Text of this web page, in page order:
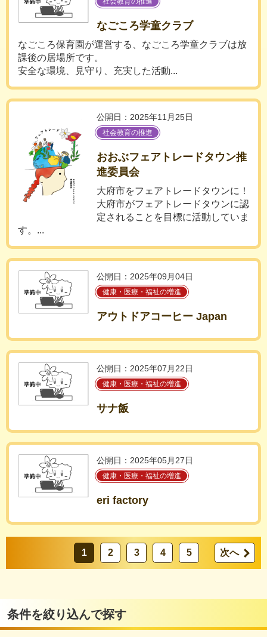
なごころ学童クラブ
なごころ保育園が運営する、なごころ学童クラブは放
課後の居場所です。
安全な環境、見守り、充実した活動...
公開日：2025年11月25日
社会教育の推進
おおぶフェアトレードタウン推
進委員会
大府市をフェアトレードタウンに！
大府市がフェアトレードタウンに認
定されることを目標に活動していま
す。...
公開日：2025年09月04日
健康・医療・福祉の増進
アウトドアコーヒー Japan
公開日：2025年07月22日
健康・医療・福祉の増進
サナ飯
公開日：2025年05月27日
健康・医療・福祉の増進
eri factory
1 2 3 4 5 次へ
条件を絞り込んで探す